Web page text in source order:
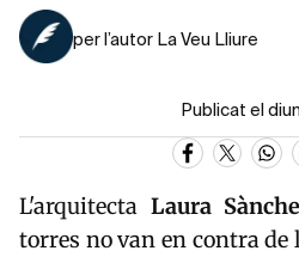
per l’autor La Veu Lliure
Publicat el
L'arquitecta Laura
torres no van en contra